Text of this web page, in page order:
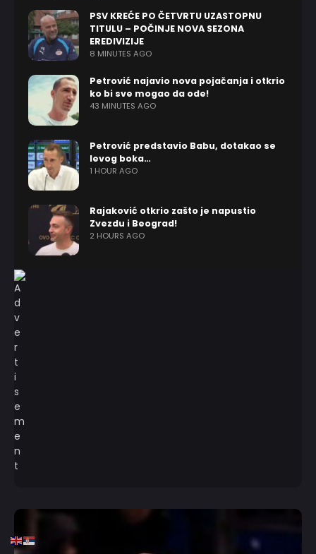
PSV KREĆE PO ČETVRTU UZASTOPNU
TITULU – POČINJE NOVA SEZONA
EREDIVIZIJE
8 MINUTES AGO
Petrović najavio nova pojačanja i otkrio
ko bi sve mogao da ode!
43 MINUTES AGO
Petrović predstavio Babu, dotakao se
levog boka…
1 HOUR AGO
Rajaković otkrio zašto je napustio
Zvezdu i Beograd!
2 HOURS AGO